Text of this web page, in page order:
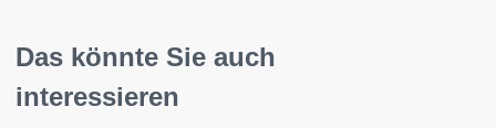
Das könnte Sie auch
interessieren